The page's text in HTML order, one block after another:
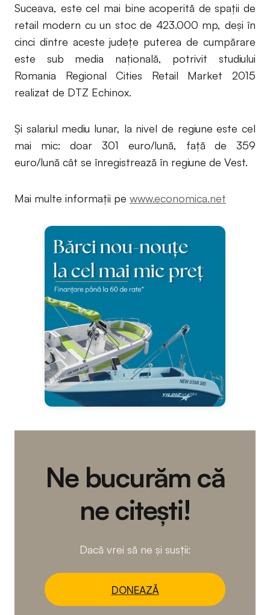
Suceava, este cel mai bine acoperită de spații de
retail modern cu un stoc de 423.000 mp, deşi în
cinci dintre aceste judeţe puterea de cumpărare
este sub media naţională, potrivit studiului
Romania Regional Cities Retail Market 2015
realizat de DTZ Echinox.
Şi salariul mediu lunar, la nivel de regiune este cel
mai mic: doar 301 euro/lună, faţă de 359
euro/lună cât se înregistrează în regiune de Vest.
Mai multe informații pe www.economica.net
Ne bucurăm că
ne citești!
Dacă vrei să ne și susții:
DONEAZĂ